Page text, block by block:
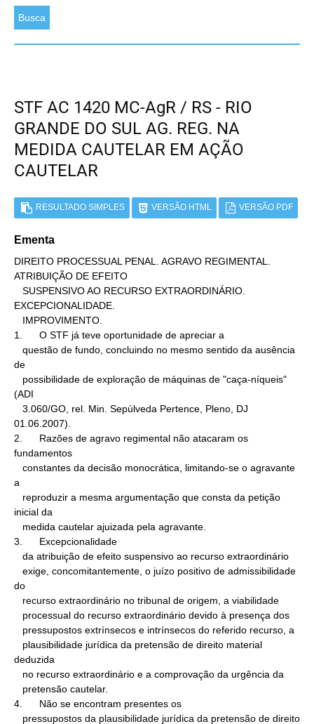
Busca
STF AC 1420 MC-AgR / RS - RIO
GRANDE DO SUL AG. REG. NA
MEDIDA CAUTELAR EM AÇÃO
CAUTELAR
RESULTADO SIMPLES VERSÃO HTML VERSÃO PDF
Ementa
DIREITO PROCESSUAL PENAL. AGRAVO REGIMENTAL.
ATRIBUIÇÃO DE EFEITO
EXCEPCIONALIDADE.
1.      O STF já teve oportunidade de apreciar a
de
(ADI
01.06.2007).
2.      Razões de agravo regimental não atacaram os
fundamentos
a
inicial da
3.      Excepcionalidade
do
deduzida
4.      Não se encontram presentes os